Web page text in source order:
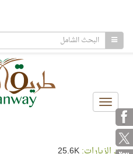
Toggle
navigation